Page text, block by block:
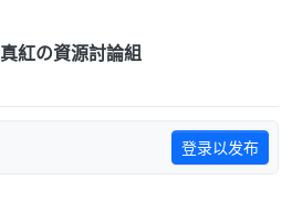
真紅の資源討論組
登录以发布